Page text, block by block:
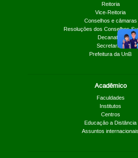
Reitoria
Vice-Reitoria
Conselhos e câmaras
Resoluções dos Conselhos
Decanatos
Secretarias
Prefeitura da UnB
Acadêmico
Faculdades
Institutos
Centros
Educação a Distância
Assuntos internacionais